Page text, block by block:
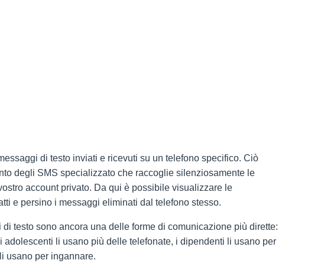
di testo inviati e ricevuti su un telefono specifico. Ciò
degli SMS specializzato che raccoglie silenziosamente le
account privato. Da qui è possibile visualizzare le
e persino i messaggi eliminati dal telefono stesso.
testo sono ancora una delle forme di comunicazione più dirette:
adolescenti li usano più delle telefonate, i dipendenti li usano per
usano per ingannare.